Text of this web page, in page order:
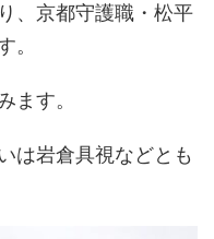
、京都守護職・松平
。
ます。
は岩倉具視などとも